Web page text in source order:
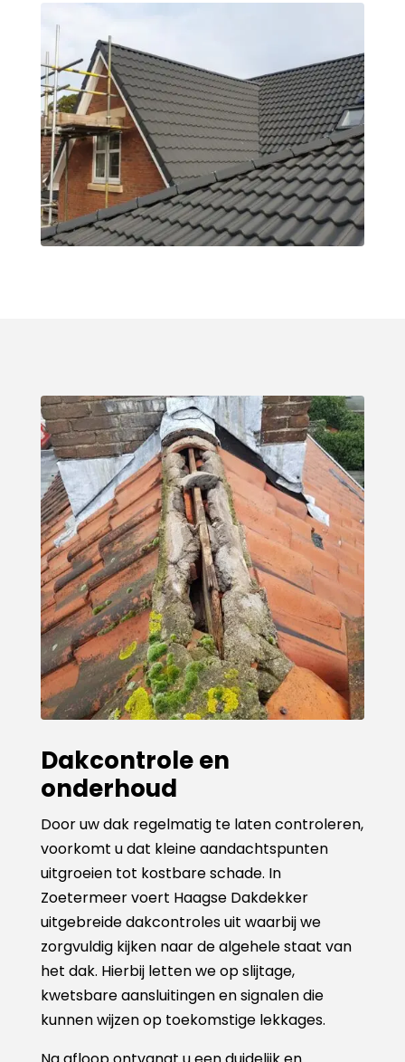
Dakcontrole en
onderhoud
Door uw dak regelmatig te laten controleren,
voorkomt u dat kleine aandachtspunten
uitgroeien tot kostbare schade. In
Zoetermeer voert Haagse Dakdekker
uitgebreide dakcontroles uit waarbij we
zorgvuldig kijken naar de algehele staat van
het dak. Hierbij letten we op slijtage,
kwetsbare aansluitingen en signalen die
kunnen wijzen op toekomstige lekkages.